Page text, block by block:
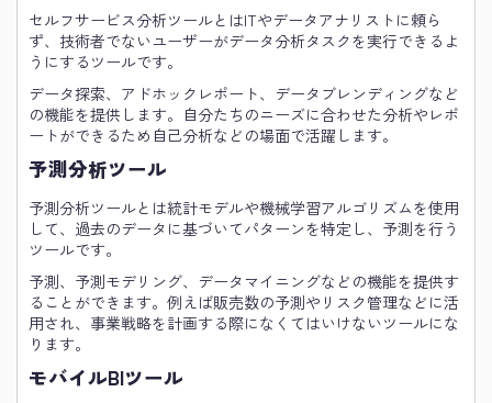
セルフサービス分析ツールとはITやデータアナリストに頼ら
ず、技術者でないユーザーがデータ分析タスクを実行できるよ
うにするツールです。
データ探索、アドホックレポート、データブレンディングなど
の機能を提供します。自分たちのニーズに合わせた分析やレポ
ートができるため自己分析などの場面で活躍します。
予測分析ツール
予測分析ツールとは統計モデルや機械学習アルゴリズムを使用
して、過去のデータに基づいてパターンを特定し、予測を行う
ツールです。
予測、予測モデリング、データマイニングなどの機能を提供す
ることができます。例えば販売数の予測やリスク管理などに活
用され、事業戦略を計画する際になくてはいけないツールにな
ります。
モバイルBIツール